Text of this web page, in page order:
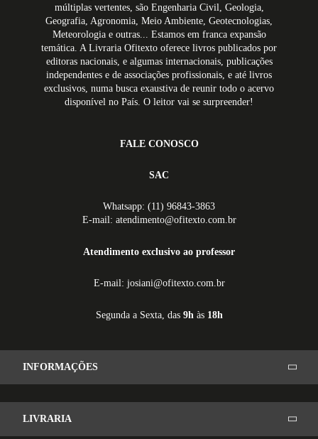
múltiplas vertentes, são Engenharia Civil, Geologia,
Geografia, Agronomia, Meio Ambiente, Geotecnologias,
Meteorologia e outras... Estamos em franca expansão
temática. A Livraria Ofitexto oferece livros publicados por
editoras nacionais, e algumas internacionais, publicações
independentes e de associações profissionais, e até livros
exclusivos, numa busca exaustiva de reunir todo o acervo
disponível no País. O leitor vai se surpreender!
FALE CONOSCO
SAC
Whatsapp: (11) 96843-3863
E-mail: atendimento@ofitexto.com.br
Atendimento exclusivo ao professor
E-mail: josiani@ofitexto.com.br
Segunda a Sexta, das 9h às 18h
INFORMAÇÕES
LIVRARIA